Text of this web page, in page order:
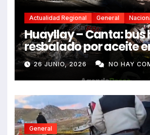
Actualidad Regional General
Huayllay – Canta: bus
resbalado por aceite
e impactó auto
dejando dos fallecidos
26 JUNIO, 2026 NO HAY
General